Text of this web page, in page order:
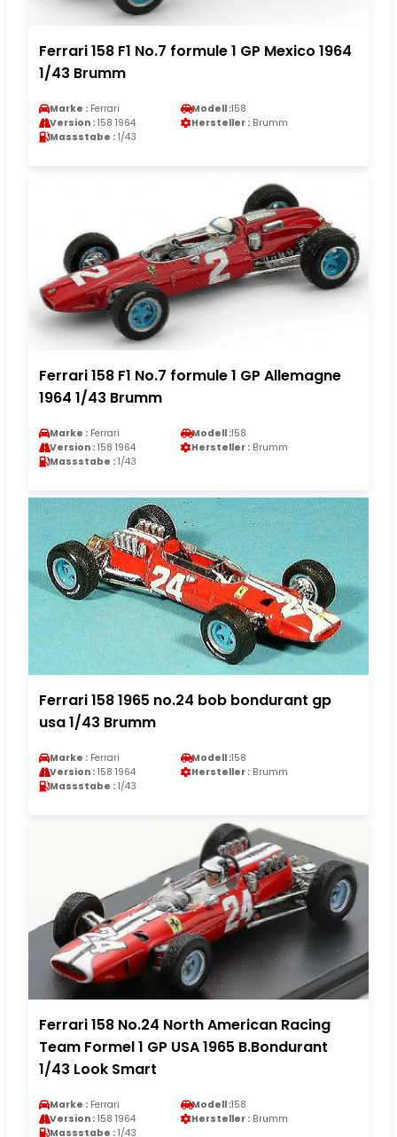
Ferrari 158 F1 No.7 formule 1 GP Mexico 1964
1/43 Brumm
Marke : Ferrari Modell :158
Version : 158 1964 Hersteller : Brumm
Massstabe : 1/43
Ferrari 158 F1 No.7 formule 1 GP Allemagne
1964 1/43 Brumm
Marke : Ferrari Modell :158
Version : 158 1964 Hersteller : Brumm
Massstabe : 1/43
Ferrari 158 1965 no.24 bob bondurant gp
usa 1/43 Brumm
Marke : Ferrari Modell :158
Version : 158 1964 Hersteller : Brumm
Massstabe : 1/43
Ferrari 158 No.24 North American Racing
Team Formel 1 GP USA 1965 B.Bondurant
1/43 Look Smart
Marke : Ferrari Modell :158
Version : 158 1964 Hersteller : Brumm
Massstabe : 1/43